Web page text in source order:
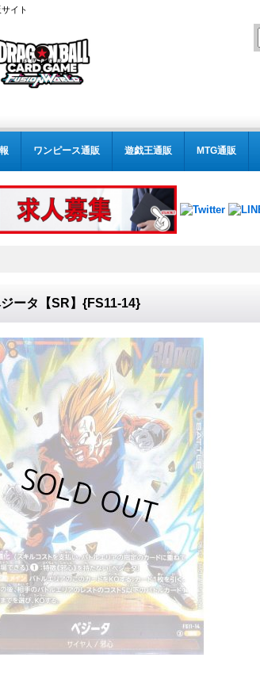
イト
ワンピース通販 遊戯王通販 MTG通販
ジータ【SR】{FS11-14}